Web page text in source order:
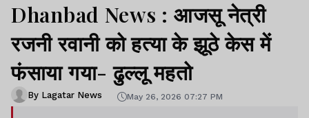
Dhanbad News : आजसू नेत्री
रजनी रवानी को हत्या के झूठे केस में
फंसाया गया- ढुल्लू महतो
By Lagatar News May 26, 2026 07:27 PM